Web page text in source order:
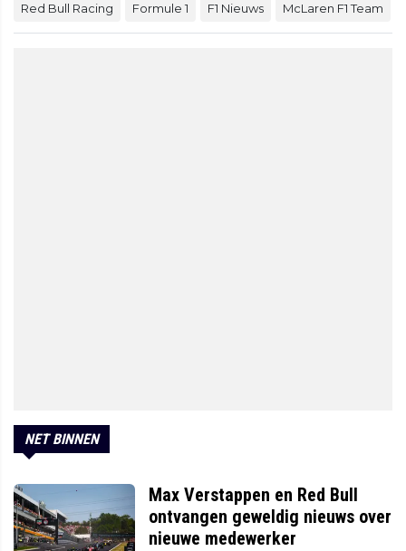
Red Bull Racing Formule 1 F1 Nieuws McLaren F1 Team
NET BINNEN
Max Verstappen en Red Bull
ontvangen geweldig nieuws over
nieuwe medewerker